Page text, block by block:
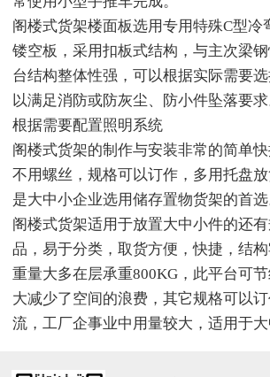
阁楼式货架楼面板选用专用特殊C型冷
镂空板，采用扣板式结构，与主次梁
台结构整体性强，可以根据实际需要
以满足消防或防灰尘、防小件坠落要
根据需要配置照明系统
阁楼式货架的制作与安装非常的简单快
不用螺丝，规格可以订作，多用托盘放
是大中小企业选用储存置物货架的首选
阁楼式货架适用于放置大中小件的还
品，易于分类，取货方便，快捷，结
重量大多在层承重800KG，此平台可
大减少了空间的浪费，其它规格可以
流，工厂企事业中用量较大，适用于大